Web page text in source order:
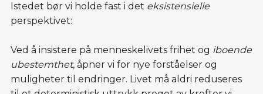
Istedet bør vi holde fast i det eksistensielle
perspektivet:
Ved å insistere på menneskelivets frihet og iboende
ubestemthet, åpner vi for nye forståelser og
muligheter til endringer. Livet må aldri reduseres